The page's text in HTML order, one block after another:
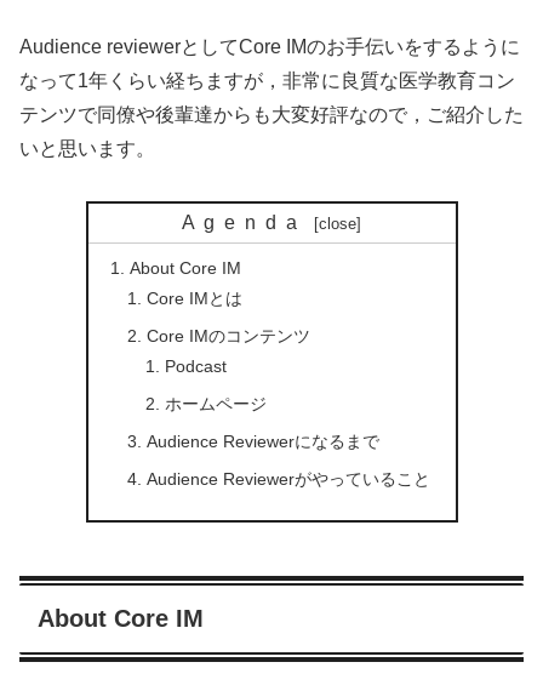
Audience reviewerとしてCore IMのお手伝いをするように
なって1年くらい経ちますが，非常に良質な医学教育コン
テンツで同僚や後輩達からも大変好評なので，ご紹介した
いと思います。
Agenda
About Core IM
Core IMとは
Core IMのコンテンツ
Podcast
ホームページ
Audience Reviewerになるまで
Audience Reviewerがやっていること
About Core IM